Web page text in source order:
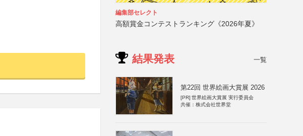
編集部セレクト
高額賞金コンテストランキング《2026年夏》
結果発表 一覧
第22回 世界絵画大賞展 2026
[PR] 世界絵画大賞展 実行委員会
共催：株式会社世界堂